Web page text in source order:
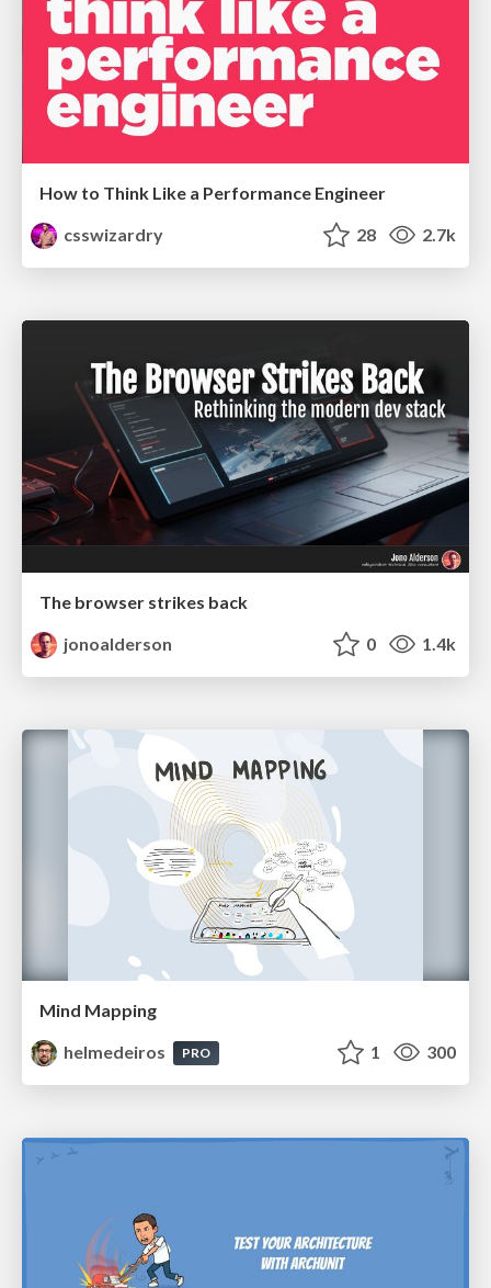
How to Think Like a Performance Engineer
csswizardry
28 2.7k
The browser strikes back
jonoalderson
0 1.4k
Mind Mapping
helmedeiros
PRO 1 300